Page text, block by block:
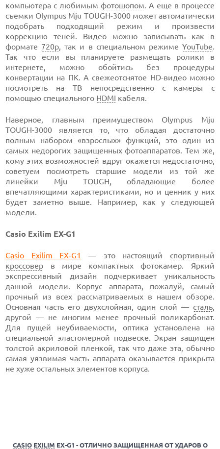
компьютера с любимымфотошопом. А еще в процессе
съемки Olympus Mju TOUGH-3000 может автоматически
подобрать подходящий режим и произвести
коррекцию теней. Видео можно записывать как в
формате 720р, так и в специальном режиме YouTube.
Так что если вы планируете размещать ролики в
интернете, можно обойтись без процедуры
конвертации на ПК. А свежеотснятое HD-видео можно
посмотреть на ТВ непосредственно с камеры с
помощью специального HDMI кабеля.
Наверное, главным преимуществом Olympus Mju
TOUGH-3000 является то, что обладая достаточно
полным набором «взрослых» функций, это один из
самых недорогих защищенных фотоаппаратов. Тем же,
кому этих возможностей вдруг окажется недостаточно,
советуем посмотреть старшие модели из той же
линейки Mju TOUGH, обладающие более
впечатляющими характеристиками, но и ценник у них
будет заметно выше. Например, как у следующей
модели.
Casio Exilim EX-G1
Casio Exilim EX-G1 — это настоящий спортивный
кроссовер в мире компактных фотокамер. Яркий
экспрессивный дизайн подчеркивает уникальность
данной модели. Корпус аппарата, пожалуй, самый
прочный из всех рассматриваемых в нашем обзоре.
Основная часть его двухслойная, один слой — сталь,
другой — не многим менее прочный поликарбонат.
Для пущей неубиваемости, оптика установлена на
специальной эластомерной подвеске. Экран защищен
толстой акриловой пленкой, так что даже эта, обычно
самая уязвимая часть аппарата оказывается прикрыта
не хуже остальных элементов корпуса.
CASIO EXILIM EX-G1 - ОТЛИЧНО ЗАЩИЩЕННАЯ ОТ УДАРОВ О